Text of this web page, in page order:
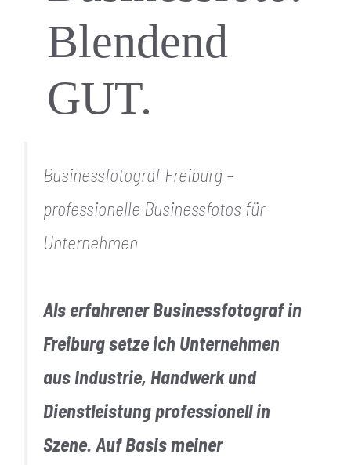
Blendend
GUT.
Businessfotograf Freiburg –
professionelle Businessfotos für
Unternehmen
Als erfahrener Businessfotograf in
Freiburg setze ich Unternehmen
aus Industrie, Handwerk und
Dienstleistung professionell in
Szene. Auf Basis meiner